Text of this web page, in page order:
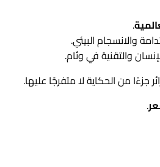
.
والانسجام البيئي.
والتقنية في وئام.
جزءًا من الحكاية لا متفرجًا عليها.
.